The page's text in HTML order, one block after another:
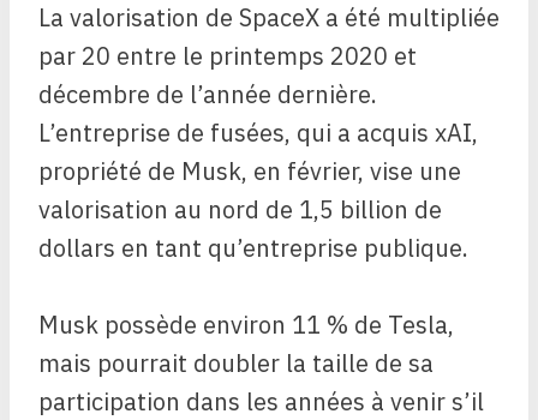
La valorisation de SpaceX a été multipliée
par 20 entre le printemps 2020 et
décembre de l’année dernière.
L’entreprise de fusées, qui a acquis xAI,
propriété de Musk, en février, vise une
valorisation au nord de 1,5 billion de
dollars en tant qu’entreprise publique.
Musk possède environ 11 % de Tesla,
mais pourrait doubler la taille de sa
participation dans les années à venir s’il